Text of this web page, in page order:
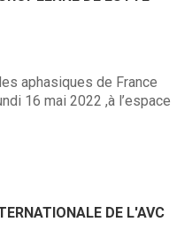
aphasiques de France
16 mai 2022 ,à l’espace
DE L'AVC